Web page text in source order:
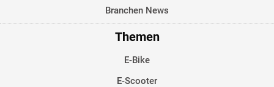
Branchen News
Themen
E-Bike
E-Scooter